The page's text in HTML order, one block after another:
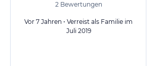
2Bewertungen
Vor 7 Jahren • Verreist als Familie im
Juli 2019